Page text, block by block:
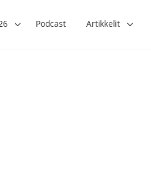
Podcast Artikkelit